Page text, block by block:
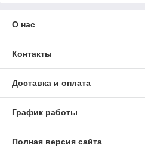
О нас
Контакты
Доставка и оплата
График работы
Полная версия сайта